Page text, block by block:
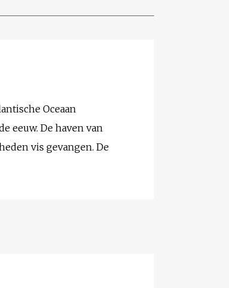
Oceaan
eeuw. De haven van
vis gevangen. De